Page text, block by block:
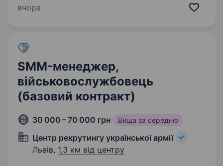
Ми — підрозділ, який за 2025 рік уразив більш
вчора
SMM-менеджер,
військовослужбовець
(базовий контракт)
30 000 – 70 000 грн Вища за середню
Центр рекрутингу української армії
Львів, 1,3 км від центру